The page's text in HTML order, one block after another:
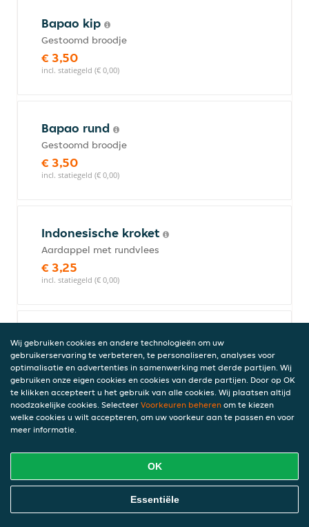
Bapao kip
Gestoomd broodje
€ 3,50
incl. statiegeld (€ 0,00)
Bapao rund
Gestoomd broodje
€ 3,50
incl. statiegeld (€ 0,00)
Indonesische kroket
Aardappel met rundvlees
€ 3,25
incl. statiegeld (€ 0,00)
Pastei kip
Kip in kruiden
€ 3,50
incl. statiegeld (€ 0,00)
Online Eten Bestellen
Wij gebruiken cookies en andere technologieën om uw
gebruikerservaring te verbeteren, te personaliseren, analyses voor
optimalisatie en advertenties in samenwerking met derde partijen. Wij
gebruiken onze eigen cookies en cookies van derde partijen. Door op OK
te klikken accepteert u het gebruik van alle cookies. Wij plaatsen altijd
noodzakelijke cookies. Selecteer Voorkeuren beheren om te kiezen
welke cookies u wilt accepteren, om uw voorkeur aan te passen en voor
meer informatie.
OK
Essentiële